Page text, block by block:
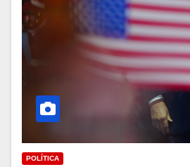
POLÍTICA